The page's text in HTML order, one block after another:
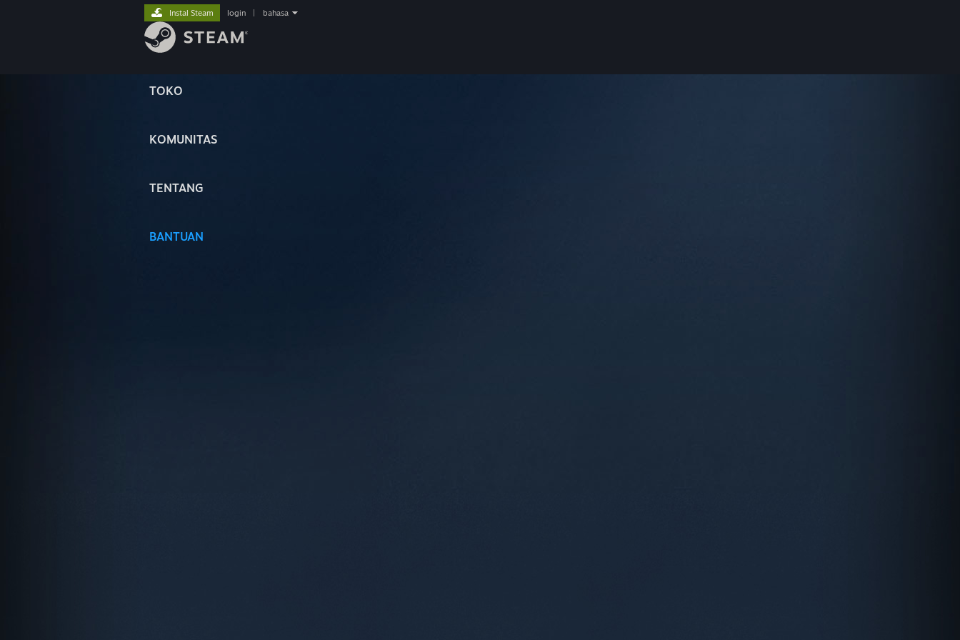
TOKO
KOMUNITAS
TENTANG
BANTUAN
Instal Steam login bahasa